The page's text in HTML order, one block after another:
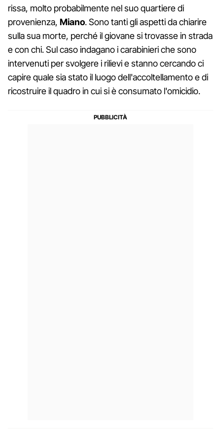
rissa, molto probabilmente nel suo quartiere di
provenienza, Miano. Sono tanti gli aspetti da chiarire
sulla sua morte, perché il giovane si trovasse in strada
e con chi. Sul caso indagano i carabinieri che sono
intervenuti per svolgere i rilievi e stanno cercando ci
capire quale sia stato il luogo dell'accoltellamento e di
ricostruire il quadro in cui si è consumato l'omicidio.